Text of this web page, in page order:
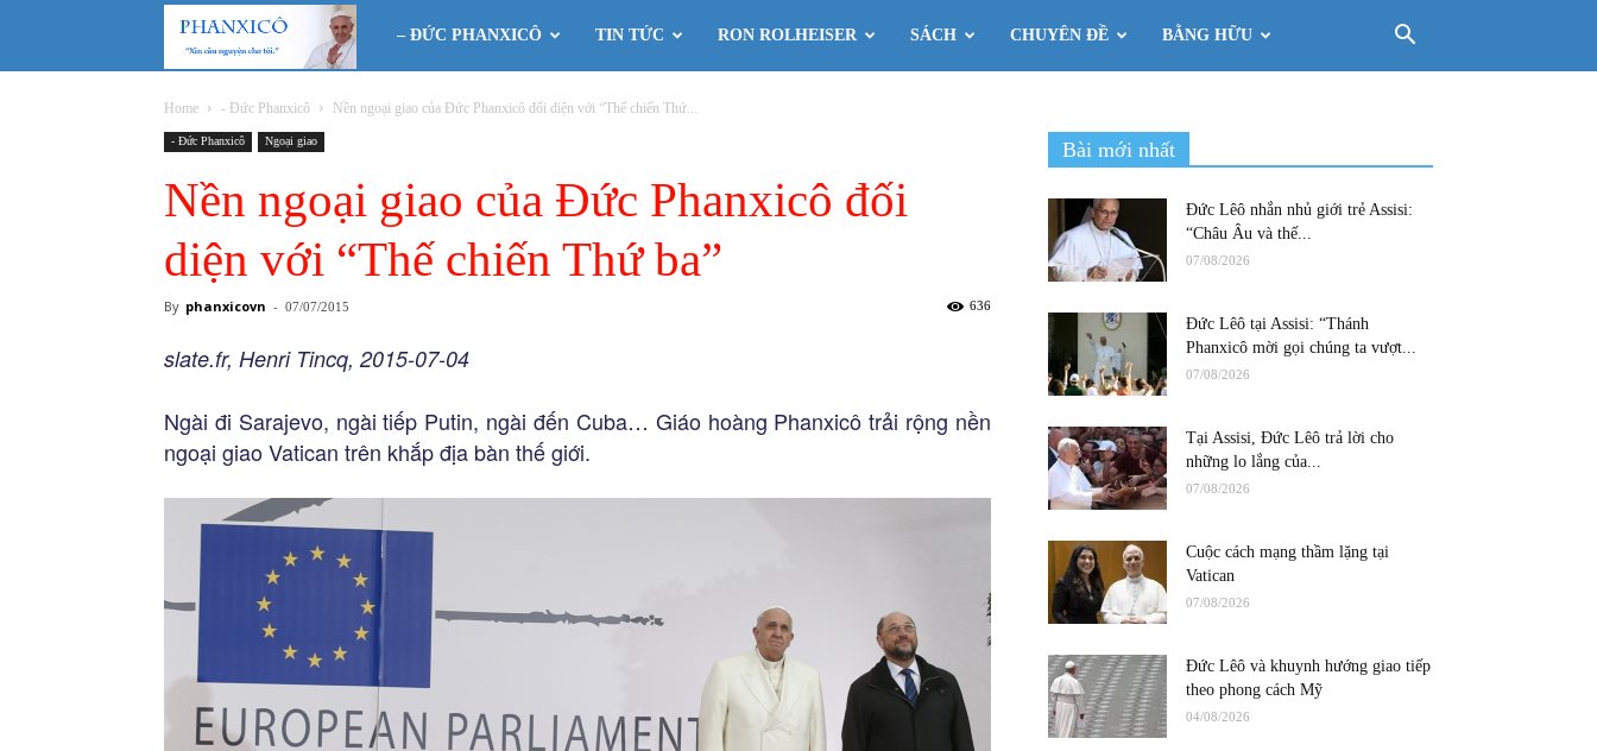
Phanxicô
– ĐỨC PHANXICÔ TIN TỨC RON ROLHEISER SÁCH CHUYÊN ĐỀ BẰNG HỮU
Home - Đức Phanxicô Nền ngoại giao của Đức Phanxicô đối diện với “Thế chiến Thứ...
- Đức Phanxicô Ngoại giao
Nền ngoại giao của Đức Phanxicô đối
diện với “Thế chiến Thứ ba”
By phanxicovn - 07/07/2015 636
slate.fr, Henri Tincq, 2015-07-04
Ngài đi Sarajevo, ngài tiếp Putin, ngài đến Cuba… Giáo hoàng Phanxicô trải rộng nền
ngoại giao Vatican trên khắp địa bàn thế giới.
Bài mới nhất
Đức Lêô nhắn nhủ giới trẻ Assisi:
“Châu Âu và thế...
07/08/2026
Đức Lêô tại Assisi: “Thánh
Phanxicô mời gọi chúng ta vượt...
07/08/2026
Tại Assisi, Đức Lêô trả lời cho
những lo lắng của...
07/08/2026
Cuộc cách mạng thầm lặng tại
Vatican
07/08/2026
Đức Lêô và khuynh hướng giao tiếp
theo phong cách Mỹ
04/08/2026